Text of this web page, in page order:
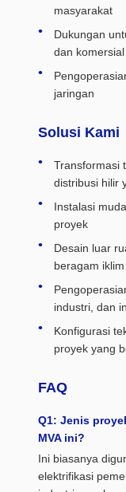
masyarakat
Dukungan
dan komersial
jaringan
Solusi Kami
Transformasi
distribusi hilir
Instalasi
proyek
Desain luar
beragam iklim
industri, dan
Konfigurasi
proyek yang
FAQ
Q1: Jenis
MVA ini?
Ini biasanya
elektrifikasi